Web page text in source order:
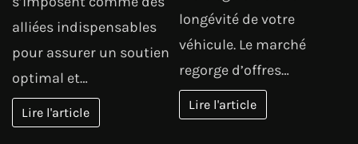
alliées indispensables
pour assurer un soutien
optimal et…
Lire l'article
longévité de votre
véhicule. Le marché
regorge d’offres…
Lire l'article